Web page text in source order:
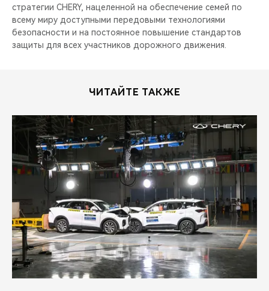
стратегии CHERY, нацеленной на обеспечение семей по
всему миру доступными передовыми технологиями
безопасности и на постоянное повышение стандартов
защиты для всех участников дорожного движения.
ЧИТАЙТЕ ТАКЖЕ